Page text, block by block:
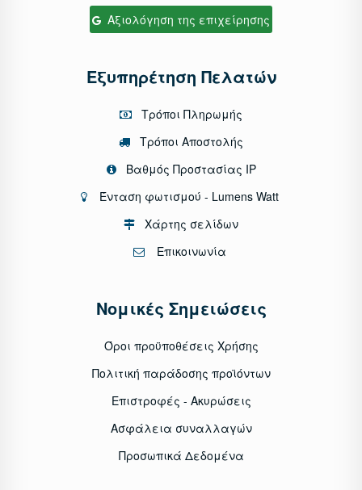
Αξιολόγηση της επιχείρησης
Εξυπηρέτηση Πελατών
Τρόποι Πληρωμής
Τρόποι Αποστολής
Βαθμός Προστασίας IP
Ένταση φωτισμού - Lumens Watt
Χάρτης σελίδων
Επικοινωνία
Νομικές Σημειώσεις
Όροι προϋποθέσεις Χρήσης
Πολιτική παράδοσης προϊόντων
Επιστροφές - Ακυρώσεις
Ασφάλεια συναλλαγών
Προσωπικά Δεδομένα